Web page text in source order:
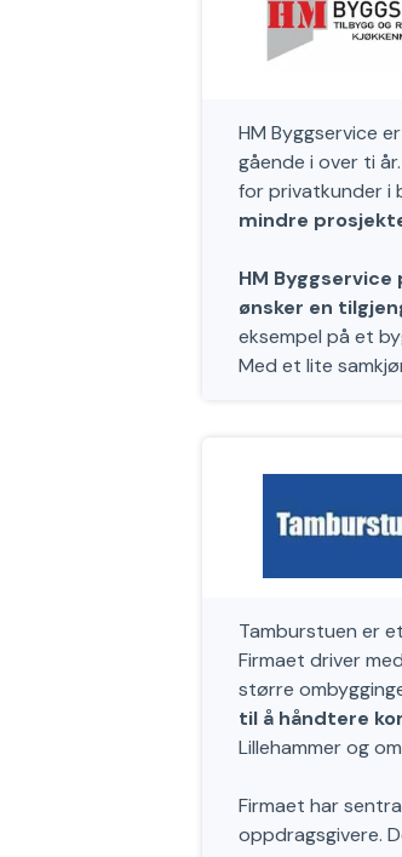
HM Byggservice
gående i over ti
for privatkunder i
mindre
HM
ønsker en
eksempel på et
Med et lite
Tamburstuen er
Firmaet driver
større
til å håndtere
Lillehammer og
Firmaet har
oppdragsgivere.